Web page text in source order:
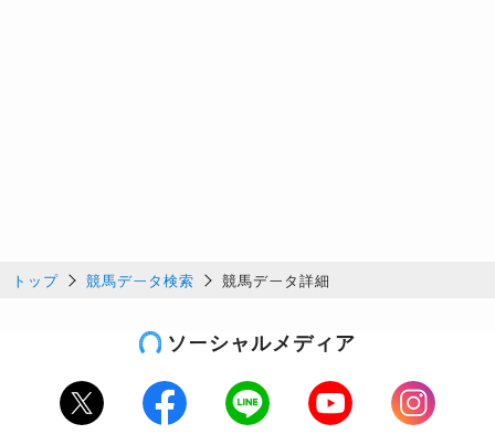
トップ 競馬データ検索 競馬データ詳細
ソーシャルメディア
Twitter Facebook LINE Youtube
Instagram